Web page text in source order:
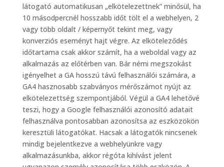
látogató automatikusan „elkötelezettnek” minősül, ha
10 másodpercnél hosszabb időt tölt el a webhelyen, 2
vagy több oldalt / képernyőt tekint meg, vagy
konverziós eseményt hajt végre. Az elköteleződés
időtartama csak akkor számít, ha a weboldal vagy az
alkalmazás az előtérben van. Bár némi megszokást
igényelhet a GA hosszú távú felhasználói számára, a
GA4 hasznosabb szabványos mérőszámot nyújt az
elkötelezettség szempontjából. Végül a GA4 lehetővé
teszi, hogy a Google felhasználói azonosító adatait
felhasználva pontosabban azonosítsa az eszközökön
keresztüli látogatókat. Hacsak a látogatók nincsenek
mindig bejelentkezve a webhelyünkre vagy
alkalmazásunkba, akkor régóta kihívást jelent